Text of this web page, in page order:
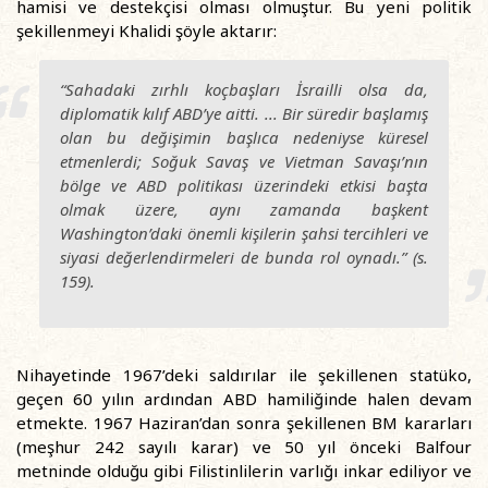
hamisi ve destekçisi olması olmuştur. Bu yeni politik
şekillenmeyi Khalidi şöyle aktarır:
“Sahadaki zırhlı koçbaşları İsrailli olsa da,
diplomatik kılıf ABD’ye aitti. ... Bir süredir başlamış
olan bu değişimin başlıca nedeniyse küresel
etmenlerdi; Soğuk Savaş ve Vietman Savaşı’nın
bölge ve ABD politikası üzerindeki etkisi başta
olmak üzere, aynı zamanda başkent
Washington’daki önemli kişilerin şahsi tercihleri ve
siyasi değerlendirmeleri de bunda rol oynadı.” (s.
159).
Nihayetinde 1967’deki saldırılar ile şekillenen statüko,
geçen 60 yılın ardından ABD hamiliğinde halen devam
etmekte. 1967 Haziran’dan sonra şekillenen BM kararları
(meşhur 242 sayılı karar) ve 50 yıl önceki Balfour
metninde olduğu gibi Filistinlilerin varlığı inkar ediliyor ve